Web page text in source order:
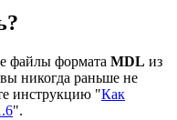
файлы формата MDL из
никогда раньше не
инструкцию "Как
".